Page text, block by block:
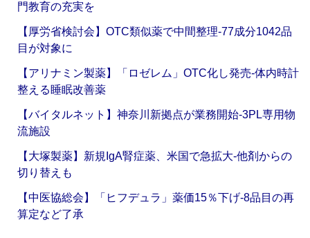
門教育の充実を
【厚労省検討会】OTC類似薬で中間整理‐77成分1042品
目が対象に
【アリナミン製薬】「ロゼレム」OTC化し発売‐体内時計
整える睡眠改善薬
【バイタルネット】神奈川新拠点が業務開始‐3PL専用物
流施設
【大塚製薬】新規IgA腎症薬、米国で急拡大‐他剤からの
切り替えも
【中医協総会】「ヒフデュラ」薬価15％下げ‐8品目の再
算定など了承